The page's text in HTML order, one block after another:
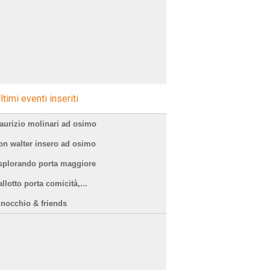
eventi inseriti
molinari ad osimo
walter insero ad osimo
porta maggiore
porta comicità,...
& friends